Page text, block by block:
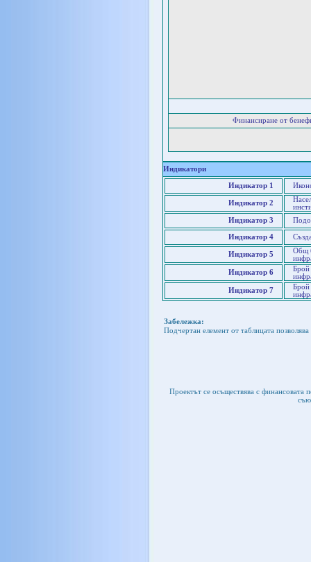
Финансиране от
Индикатори
Индикатор 1
Индикатор 2
Индикатор 3
Индикатор 4
Индикатор 5
Общ
Индикатор 6
Брой
Индикатор 7
Брой
Забележка:
Подчертан елемент от таблицата
Проектът се осъществява с финансовата